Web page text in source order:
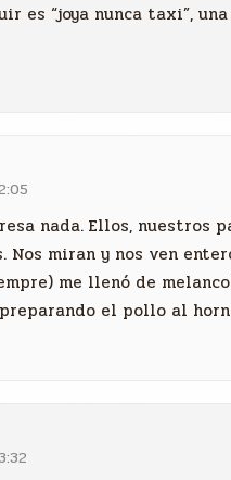
es “joya nunca taxi”,
nada. Ellos, nuestros
Nos miran y nos ven
me llenó de
el pollo al